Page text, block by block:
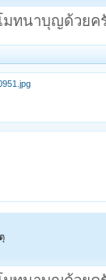
มทนาบุญด้วยค